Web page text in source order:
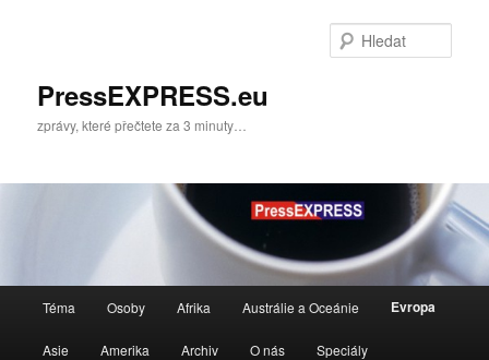
paneluPressEXPRESS.eu
zprávy, které přečtete za 3 minuty…
navigační
Téma Osoby Afrika Austrálie a Oceánie Evropa
Asie Amerika Archiv O nás Speciály